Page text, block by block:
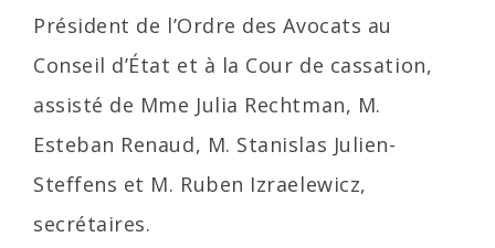
Président de l’Ordre des Avocats au
Conseil d’État et à la Cour de cassation,
assisté de Mme Julia Rechtman, M.
Esteban Renaud, M. Stanislas Julien-
Steffens et M. Ruben Izraelewicz,
secrétaires.